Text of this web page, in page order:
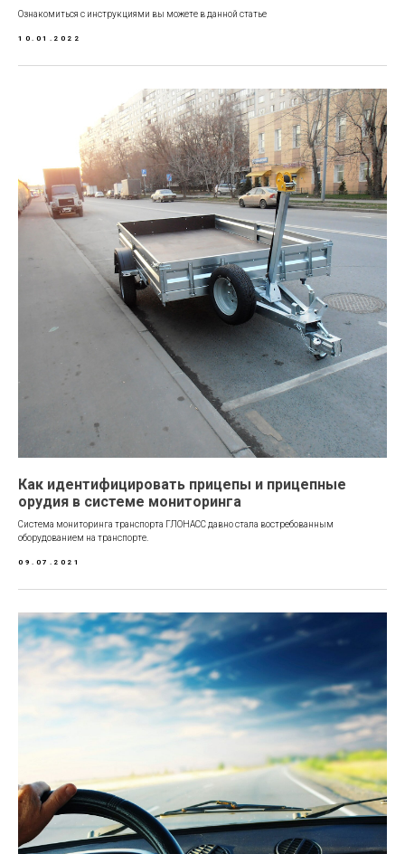
Ознакомиться с инструкциями вы можете в данной статье
10.01.2022
Как идентифицировать прицепы и прицепные
орудия в системе мониторинга
Система мониторинга транспорта ГЛОНАСС давно стала востребованным
оборудованием на транспорте.
09.07.2021